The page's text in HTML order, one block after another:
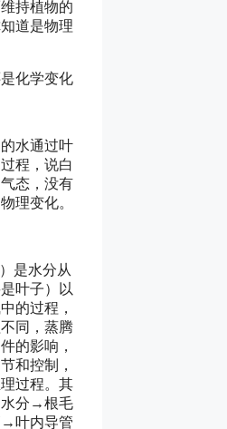
持植物的
道是物理
化学变化
水通过叶
程，说白
态，没有
理变化。
是水分从
叶子）以
的过程，
同，蒸腾
的影响，
和控制，
过程。其
水分→根毛
叶内导管